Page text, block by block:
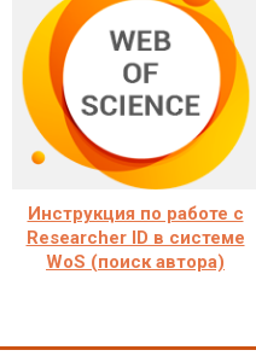
Инструкция по работе с
Researcher ID в системе
WoS (поиск автора)